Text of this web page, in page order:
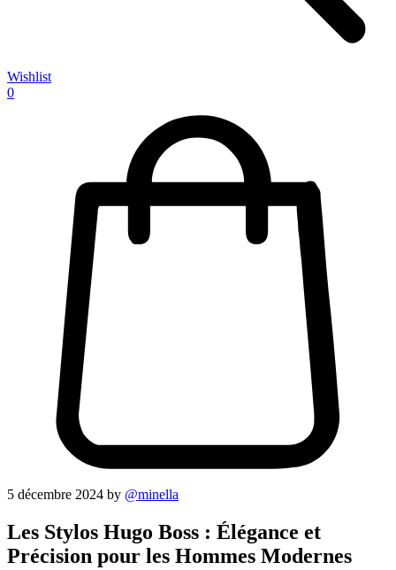
Wishlist
0
5 décembre 2024 by @minella
Les Stylos Hugo Boss : Élégance et
Précision pour les Hommes Modernes